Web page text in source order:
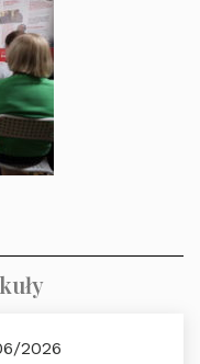
2026